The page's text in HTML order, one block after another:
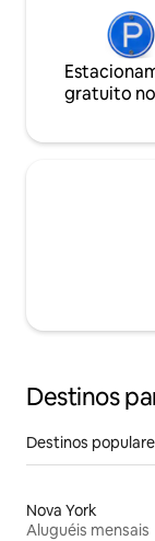
gratuito
Destinos
Destinos
Nova York
Aluguéis mensais